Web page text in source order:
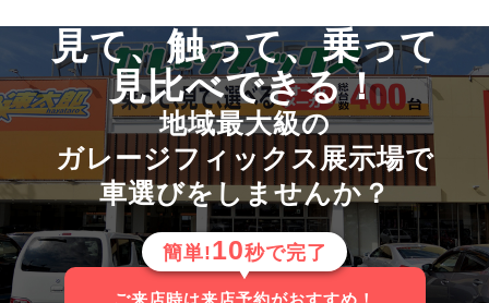
見て、触って、乗って
見比べできる！
地域最大級の
ガレージフィックス展示場で
車選びをしませんか？
簡単!10秒で完了